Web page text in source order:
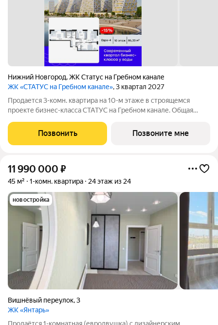
Нижний Новгород,ЖК Статус на Гребном канале
ЖК «СТАТУС на Гребном канале», 3 квартал 2027
Продается 3-комн. квартира на 10-м этаже в строящемся
проекте бизнес-класса СТАТУС на Гребном канале. Общая
отведено под жилую и 18,60 кв. м под кухонную зону. Номер
квартиры - 452.
Позвонить Позвоните мне
11 990 000 ₽
45 м² 1-комн. квартира 24 этаж из 24
новостройка
Вишнёвый переулок,3
ЖК «Янтарь»